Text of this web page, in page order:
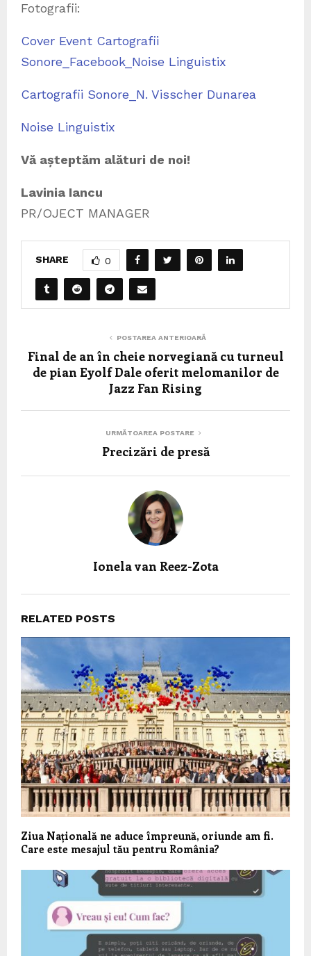
Fotografii:
Cover Event Cartografii
Sonore_Facebook_Noise Linguistix
Cartografii Sonore_N. Visscher Dunarea
Noise Linguistix
Vă așteptăm alături de noi!
Lavinia Iancu
PR/OJECT MANAGER
SHARE 0
POSTAREA ANTERIOARĂ
Final de an în cheie norvegiană cu turneul
de pian Eyolf Dale oferit melomanilor de
Jazz Fan Rising
URMĂTOAREA POSTARE
Precizări de presă
Ionela van Reez-Zota
RELATED POSTS
Ziua Națională ne aduce împreună, oriunde am fi.
Care este mesajul tău pentru România?